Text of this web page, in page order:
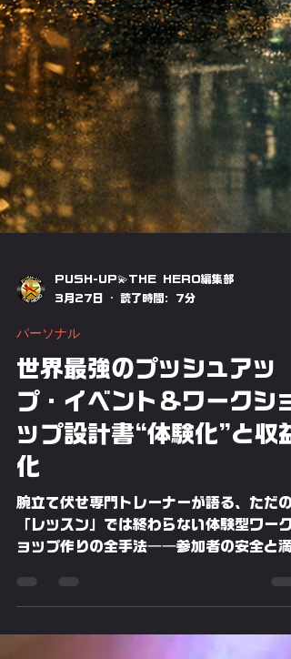
PUSH-UP💫THE HERO編集部
3月27日
読了時間: 7分
パーソナル
世界最強のプッシュアッ
プ・イベント＆ワークショ
ップ設計書“体験化”と収益
化
ョップ作りの全手法――参加者の安全と満